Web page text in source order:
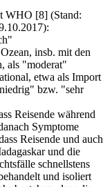
WHO [8] (Stand:
insb. mit den
als "moderat"
etwa als Import
bzw. "sehr
Reisende während
Symptome
Reisende und auch
und die
schnellstens
und isoliert